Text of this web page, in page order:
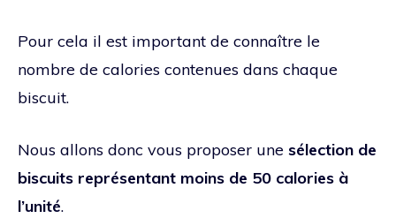
Pour cela il est important de connaître le
nombre de calories contenues dans chaque
biscuit.
Nous allons donc vous proposer une sélection de
biscuits représentant moins de 50 calories à
l’unité.